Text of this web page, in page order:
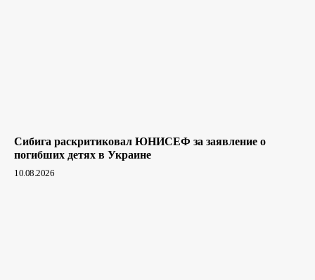
Сибига раскритиковал ЮНИСЕФ за заявление о
погибших детях в Украине
10.08.2026